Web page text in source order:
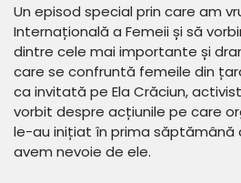
Un episod special prin care am
Internațională a Femeii și să
dintre cele mai importante și
care se confruntă femeile din
ca invitată pe Ela Crăciun,
vorbit despre acțiunile pe care
le-au inițiat în prima săptămână
avem nevoie de ele.